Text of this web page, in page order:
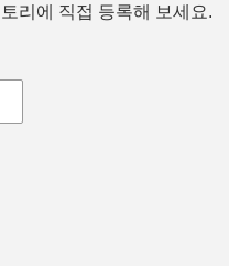
리에 직접 등록해 보세요.